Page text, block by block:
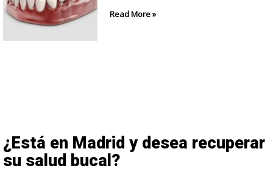
Read More »
¿Está en Madrid y desea recuperar
su salud bucal?